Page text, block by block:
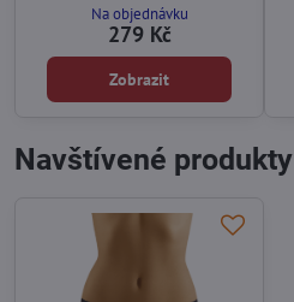
Na objednávku
279 Kč
Zobrazit
Navštívené produkty